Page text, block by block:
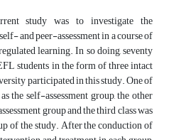
study was to investigate the
and peer-assessment in a course of
learning. In so doing, seventy
students in the form of three intact
participated in this study. One of
the self-assessment group, the other
group and the third class was
of the study. After the conduction of